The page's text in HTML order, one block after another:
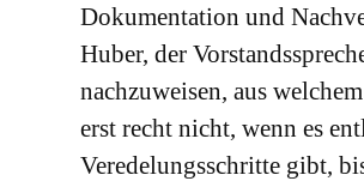
Dokumentation und
Huber, der
nachzuweisen, aus
erst recht nicht, wenn es
Veredelungsschritte gibt,